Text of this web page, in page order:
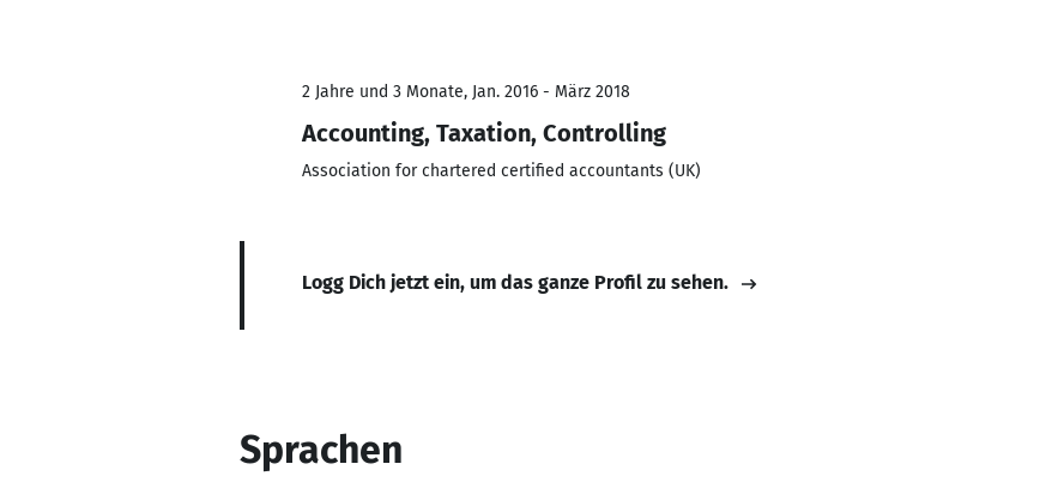
2 Jahre und 3 Monate, Jan. 2016 - März 2018
Accounting, Taxation, Controlling
Association for chartered certified accountants (UK)
Logg Dich jetzt ein, um das ganze Profil zu sehen.
Sprachen